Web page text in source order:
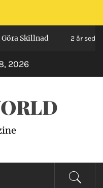
Skillnad 2 år sedan
2026